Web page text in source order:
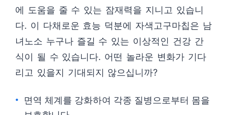
에 도움을 줄 수 있는 잠재력을 지니고 있습니
다. 이 다채로운 효능 덕분에 자색고구마칩은 남
녀노소 누구나 즐길 수 있는 이상적인 건강 간
식이 될 수 있습니다. 어떤 놀라운 변화가 기다
리고 있을지 기대되지 않으십니까?
면역 체계를 강화하여 각종 질병으로부터 몸을